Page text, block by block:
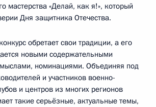
мастерства «Делай, как я!», который
Дня защитника Отечества.
обретает свои традиции, а его
новыми содержательными
номинациями. Объединяя под
и участников военно-
и центров из многих регионов
такие серьёзные, актуальные темы,